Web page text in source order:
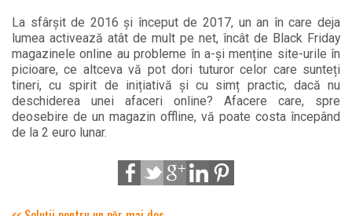
La sfârșit de 2016 și început de 2017, un an în care deja
lumea activează atât de mult pe net, încât de Black Friday
magazinele online au probleme în a-și menține site-urile în
picioare, ce altceva vă pot dori tuturor celor care sunteți
tineri, cu spirit de inițiativă și cu simț practic, dacă nu
deschiderea unei afaceri online? Afacere care, spre
deosebire de un magazin offline, vă poate costa începând
de la 2 euro lunar.